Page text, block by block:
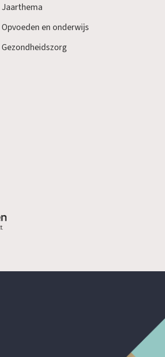
Jaarthema
Opvoeden en onderwijs
Gezondheidszorg